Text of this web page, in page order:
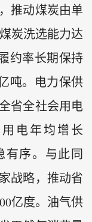
推动煤炭由单
炭洗选能力达
约率长期保持
吨。电力保供
省全社会用电
电年均增长
有序。与此同
战略，推动省
亿度。油气供